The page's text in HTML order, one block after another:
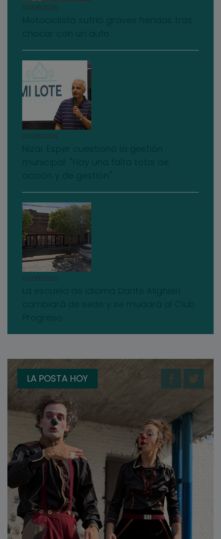
04/08/2026
03/08/2026
03/08/2026
LA POSTA HOY